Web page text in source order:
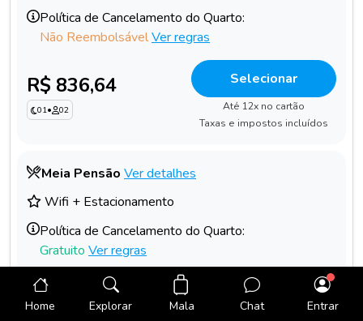
Política de Cancelamento do Quarto:
Não ReembolsávelVer regras
R$ 836,64
01• 02
Selecionar
Até 12x no cartão
Taxas e impostos incluídos
Meia Pensão Ver detalhes
Wifi + Estacionamento
Política de Cancelamento do Quarto:
Gratuito Ver regras
R$ 929,61 Selecionar
Home Explorar Mala Chat Entrar